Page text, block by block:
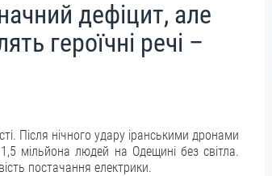
дефіцит, але
героїчні речі –
Після нічного удару іранськими дронами
мільйона людей на Одещині без світла.
постачання електрики.